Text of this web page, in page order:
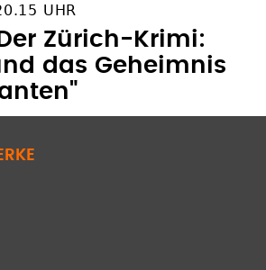
UHR
Zürich-Krimi:
das Geheimnis